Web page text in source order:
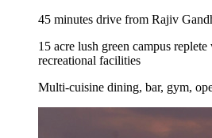
45 minutes drive from Rajiv
15 acre lush green campus
recreational facilities
Multi-cuisine dining, bar, gym,